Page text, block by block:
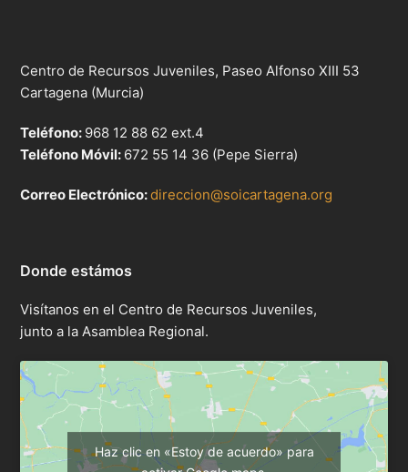
Centro de Recursos Juveniles, Paseo Alfonso XIII 53
Cartagena (Murcia)
Teléfono: 968 12 88 62 ext.4
Teléfono Móvil: 672 55 14 36 (Pepe Sierra)
Correo Electrónico:direccion@soicartagena.org
Donde estámos
Visítanos en el Centro de Recursos Juveniles,
junto a la Asamblea Regional.
Haz clic en «Estoy de acuerdo» para